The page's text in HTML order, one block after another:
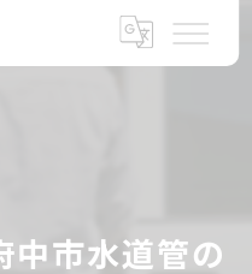
中市水道管の